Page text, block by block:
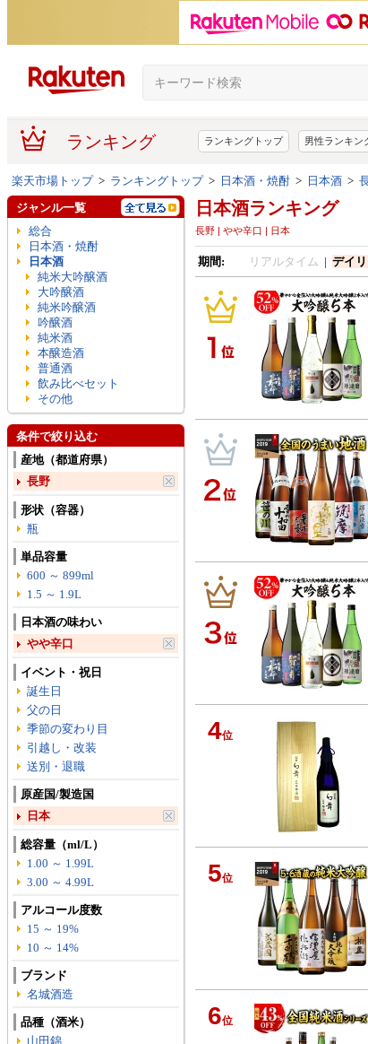
ランキング ランキングトップ 男性ランキン
楽天市場トップ> ランキングトップ> 日本酒・焼酎 > 日本酒 >
日本酒ランキング
長野 | やや辛口 | 日本
期間: リアルタイム | デイ
4位
5位
6位
ジャンル一覧
総合
日本酒・焼酎
日本酒
純米大吟醸酒
大吟醸酒
純米吟醸酒
吟醸酒
純米酒
本醸造酒
普通酒
飲み比べセット
その他
条件で絞り込む
産地（都道府県）
長野
形状（容器）
瓶
単品容量
600 ～ 899ml
1.5 ～ 1.9L
日本酒の味わい
やや辛口
イベント・祝日
誕生日
父の日
季節の変わり目
引越し・改装
送別・退職
原産国/製造国
日本
総容量（ml/L）
1.00 ～ 1.99L
3.00 ～ 4.99L
アルコール度数
15 ～ 19%
10 ～ 14%
ブランド
名城酒造
品種（酒米）
山田錦